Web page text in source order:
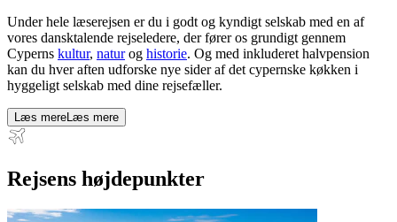
Under hele læserejsen er du i godt og kyndigt selskab med en af
vores dansktalende rejseledere, der fører os grundigt gennem
Cyperns kultur, naturog historie. Og med inkluderet halvpension
kan du hver aften udforske nye sider af det cypernske køkken i
hyggeligt selskab med dine rejsefæller.
Læs mereLæs mere
Rejsens højdepunkter